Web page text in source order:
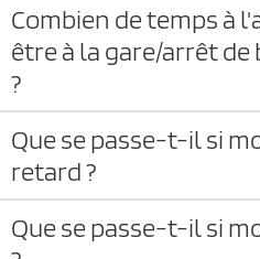
Combien de temps à
être à la gare/arrêt
?
Que se passe-t-il si
retard ?
Que se passe-t-il si